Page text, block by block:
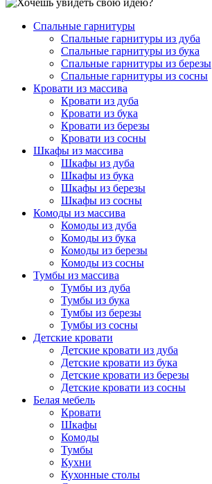
Спальные гарнитуры
Спальные гарнитуры из дуба
Спальные гарнитуры из бука
Спальные гарнитуры из березы
Спальные гарнитуры из сосны
Кровати из массива
Кровати из дуба
Кровати из бука
Кровати из березы
Кровати из сосны
Шкафы из массива
Шкафы из дуба
Шкафы из бука
Шкафы из березы
Шкафы из сосны
Комоды из массива
Комоды из дуба
Комоды из бука
Комоды из березы
Комоды из сосны
Тумбы из массива
Тумбы из дуба
Тумбы из бука
Тумбы из березы
Тумбы из сосны
Детские кровати
Детские кровати из дуба
Детские кровати из бука
Детские кровати из березы
Детские кровати из сосны
Белая мебель
Кровати
Шкафы
Комоды
Тумбы
Кухни
Кухонные столы